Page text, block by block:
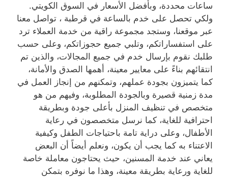
ساعات محددة، وبأفضل الأسعار في السوق الكويتي.
ولكي تحصل على خدم بالساعة في قرطبة ، تواصل معنا
عبر موقعنا، وستجد مجموعة راقية من خدمة العملاء ترد
على استفساراتكم، وتلبي جميع حجوزاتكم، وعلى حسب
طلبك نقوم بإرسال خدم في جميع المجالات، والذين تم
انتقائهم بناءً على معايير معينة، أهمها الصدق والأمانة،
كما يتميزون بجودة عملهم، وتمكنهم من إنجاز العمل في
مدة زمنية قصيرة وبالجودة المطلوبة، وفيهم من هو
متخصص في تنظيف المنزل بأعلى جودة وبطريقة
احترافية للغاية، كما نرسل متخصصون في رعاية
الأطفال، وعلى دراية تامة باحتياجات الطفل وكيفية
الاعتناء به كما يجب أن يكون، ونعلم أيضاً أن البعض
يعاني عند خدمة المسنين، حيث يحتاجون معاملة خاصة
للغاية ورعاية بطريقة معينة، وهذا ما نوفره بتمكن